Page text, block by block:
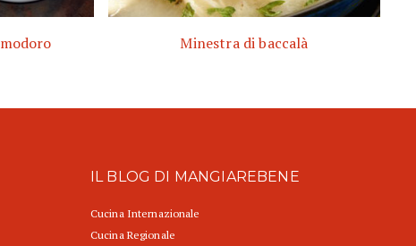
Minestra di baccalà
IL BLOG DI MANGIAREBENE
Cucina Internazionale
Cucina Regionale